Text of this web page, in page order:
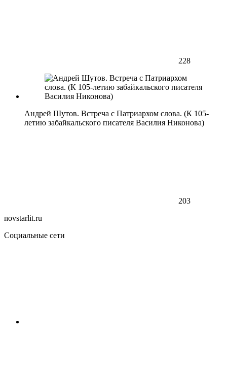
228
Андрей Шутов. Встреча с Патриархом слова. (К 105-
летию забайкальского писателя Василия Никонова)
203
novstarlit.ru
Социальные сети